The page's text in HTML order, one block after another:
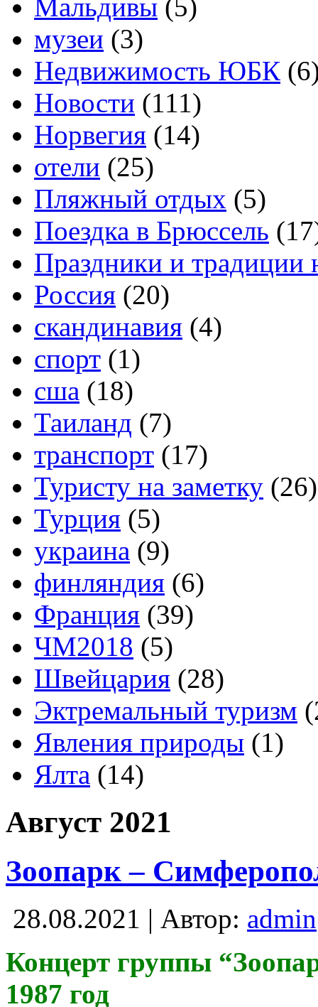
Мальдивы (5)
музеи (3)
Недвижимость ЮБК
Новости (111)
Норвегия (14)
отели (25)
Пляжный отдых (5)
Поездка в Брюссель
Праздники и традиции
Россия (20)
скандинавия (4)
спорт (1)
сша (18)
Таиланд (7)
транспорт (17)
Туристу на заметку (26)
Турция (5)
украина (9)
финляндия (6)
Франция (39)
ЧМ2018 (5)
Швейцария (28)
Эктремальный туризм
Явления природы (1)
Ялта (14)
Август 2021
Зоопарк –
28.08.2021 | Автор: admin
Концерт группы
1987 год